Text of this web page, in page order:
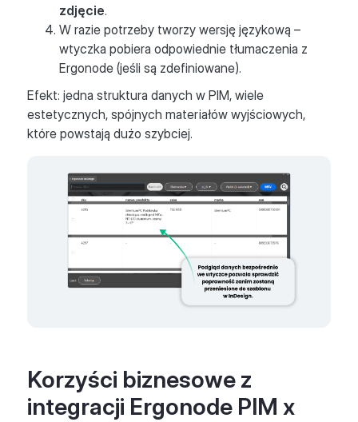
zdjęcie.
W razie potrzeby tworzy wersję językową –
wtyczka pobiera odpowiednie tłumaczenia z
Ergonode (jeśli są zdefiniowane).
Efekt: jedna struktura danych w PIM, wiele
estetycznych, spójnych materiałów wyjściowych,
które powstają dużo szybciej.
Korzyści biznesowe z
integracji Ergonode PIM x